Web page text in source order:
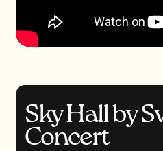
Sky Hall by
Concert